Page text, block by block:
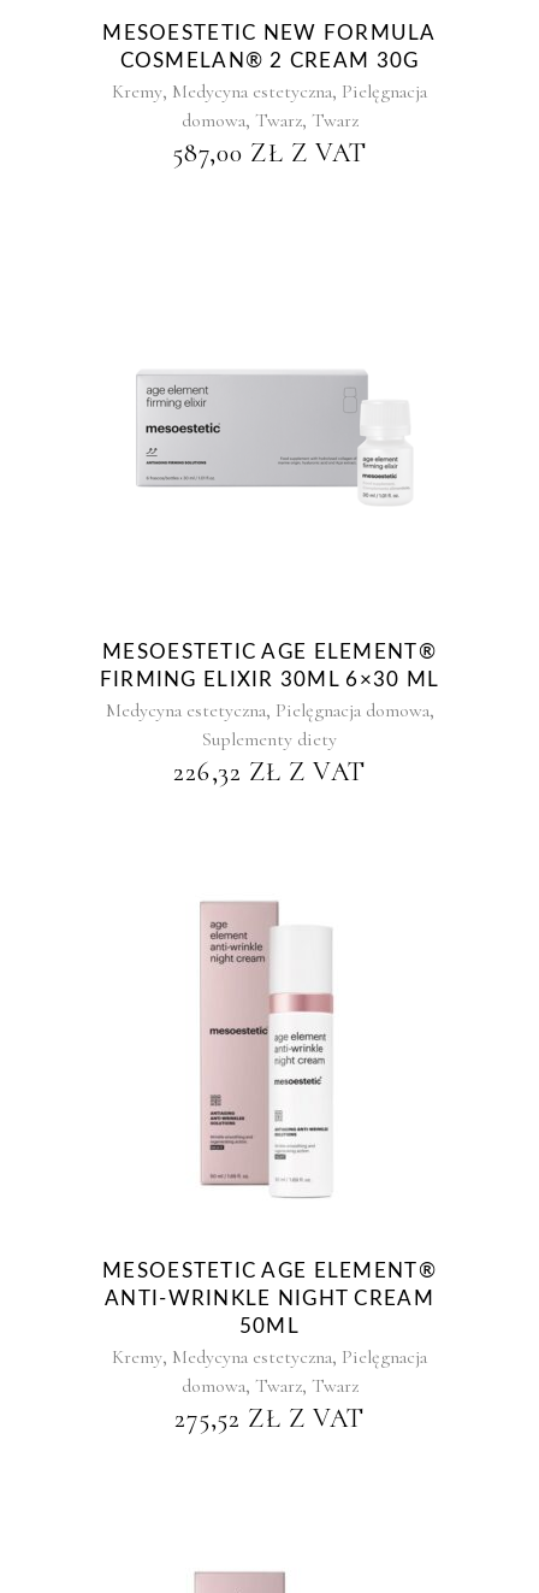
MESOESTETIC NEW FORMULA
COSMELAN® 2 CREAM 30G
Kremy, Medycyna estetyczna, Pielęgnacja
domowa, Twarz, Twarz
587,00 ZŁ Z VAT
MESOESTETIC AGE ELEMENT®
FIRMING ELIXIR 30ML 6×30 ML
Medycyna estetyczna, Pielęgnacja domowa,
Suplementy diety
226,32 ZŁ Z VAT
MESOESTETIC AGE ELEMENT®
ANTI-WRINKLE NIGHT CREAM
50ML
Kremy, Medycyna estetyczna, Pielęgnacja
domowa, Twarz, Twarz
275,52 ZŁ Z VAT